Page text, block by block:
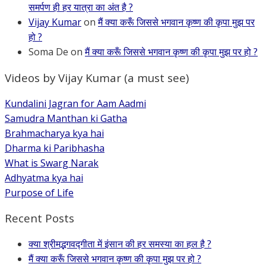
समर्पण ही हर यात्रा का अंत है ?
Vijay Kumaronमैं क्या करूँ जिससे भगवान कृष्ण की कृपा मुझ पर
हो ?
Soma De onमैं क्या करूँ जिससे भगवान कृष्ण की कृपा मुझ पर हो ?
Videos by Vijay Kumar (a must see)
Kundalini Jagran for Aam Aadmi
Samudra Manthan ki Gatha
Brahmacharya kya hai
Dharma ki Paribhasha
What is Swarg Narak
Adhyatma kya hai
Purpose of Life
Recent Posts
क्या श्रीमद्भगवद्गीता में इंसान की हर समस्या का हल है ?
मैं क्या करूँ जिससे भगवान कृष्ण की कृपा मुझ पर हो ?